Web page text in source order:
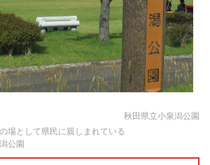
秋田県立小泉潟公園
場として県民に親しまれている
公園